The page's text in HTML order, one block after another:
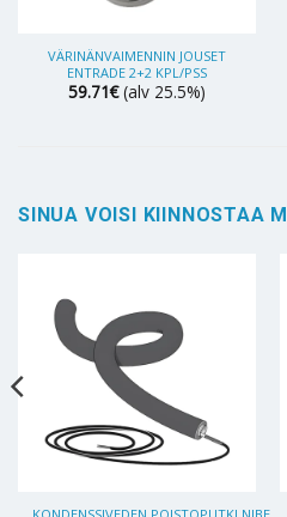
VÄRINÄNVAIMENNIN JOUSET
ENTRADE 2+2 KPL/PSS
59.71€ (alv 25.5%)
SINUA VOISI KIINNOSTAA